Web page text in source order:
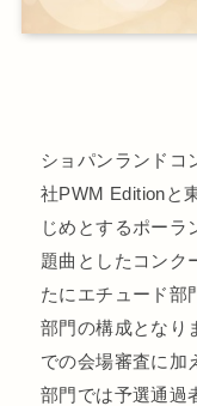
ショパンランドコ
社PWM Editionと
じめとするポーラ
題曲としたコンク
たにエチュード部
部門の構成となり
での会場審査に加
部門では予選通過